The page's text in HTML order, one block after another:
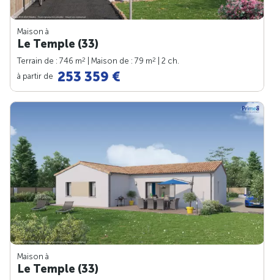
Maison à
Le Temple (33)
Terrain de : 746 m2 | Maison de : 79 m2
| 2 ch.
à partir de 253 359 €
Maison à
Le Temple (33)